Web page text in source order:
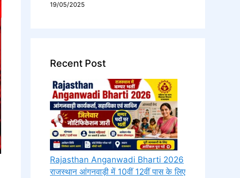
19/05/2025
Recent Post
Rajasthan Anganwadi Bharti 2026
राजस्थान आंगनवाड़ी में 10वीं 12वीं पास के लिए